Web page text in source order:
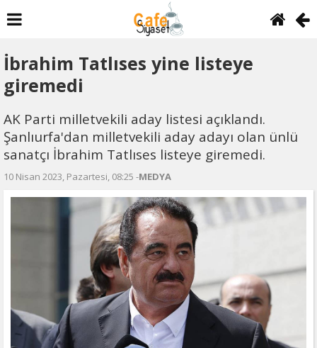
İbrahim Tatlıses yine listeye
giremedi
AK Parti milletvekili aday listesi açıklandı.
Şanlıurfa'dan milletvekili aday adayı olan ünlü
sanatçı İbrahim Tatlıses listeye giremedi.
10 Nisan 2023, Pazartesi, 08:25 -MEDYA